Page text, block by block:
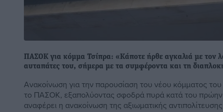
ΠΑΣΟΚ για κόμμα Τσίπρα: «Κάποτε ήρθε αγκαλιά με τον
αυταπάτες του, σήμερα με τα συμφέροντα και τη
Ανακοίνωση για την παρουσίαση του νέου κόμματος
το ΠΑΣΟΚ, εξαπολύοντας σφοδρά πυρά κατά του
αναφέρει η ανακοίνωση της αξιωματικής